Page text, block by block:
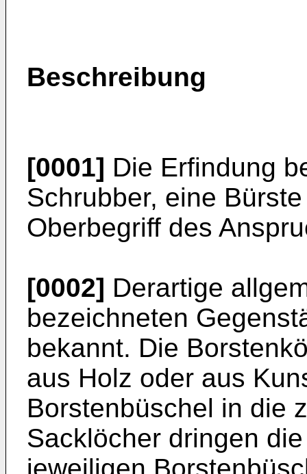
Beschreibung
[0001] Die Erfindung
Schrubber, eine
Oberbegriff des
[0002] Derartige
bezeichneten
bekannt. Die
aus Holz oder aus
Borstenbüschel in die
Sacklöcher dringen